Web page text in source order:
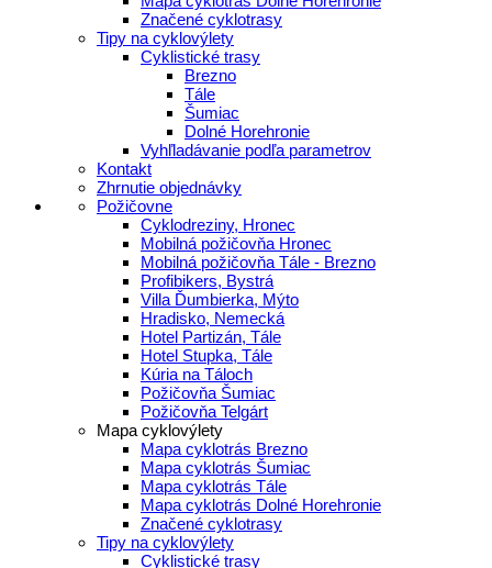
Značené cyklotrasy
Tipy na cyklovýlety
Cyklistické trasy
Brezno
Tále
Šumiac
Dolné Horehronie
Vyhľladávanie podľa parametrov
Kontakt
Zhrnutie objednávky
Požičovne
Cyklodreziny, Hronec
Mobilná požičovňa Hronec
Mobilná požičovňa Tále - Brezno
Profibikers, Bystrá
Villa Ďumbierka, Mýto
Hradisko, Nemecká
Hotel Partizán, Tále
Hotel Stupka, Tále
Kúria na Táloch
Požičovňa Šumiac
Požičovňa Telgárt
Mapa cyklovýlety
Mapa cyklotrás Brezno
Mapa cyklotrás Šumiac
Mapa cyklotrás Tále
Mapa cyklotrás Dolné Horehronie
Značené cyklotrasy
Tipy na cyklovýlety
Cyklistické trasy